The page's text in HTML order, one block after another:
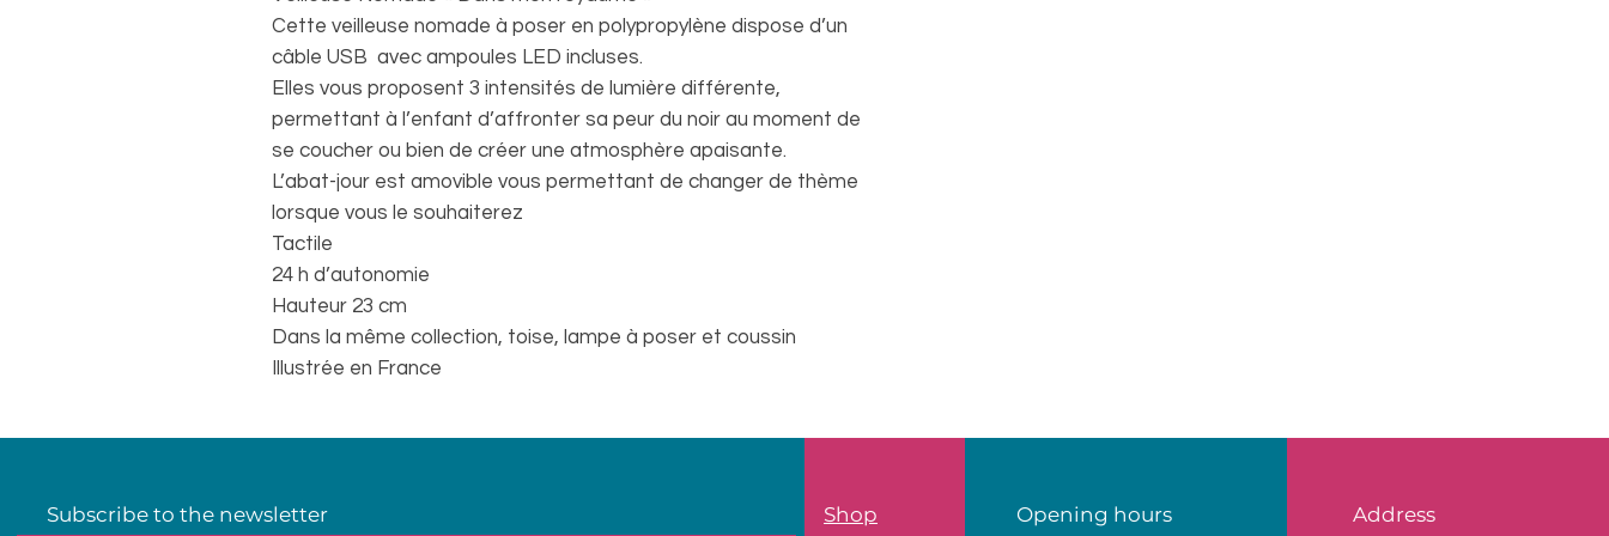
Cette veilleuse nomade à poser en polypropylène dispose d’un
câble USB avec ampoules LED incluses.
Elles vous proposent 3 intensités de lumière différente,
permettant à l’enfant d’affronter sa peur du noir au moment de
se coucher ou bien de créer une atmosphère apaisante.
L’abat-jour est amovible vous permettant de changer de thème
lorsque vous le souhaiterez
Tactile
24 h d’autonomie
Hauteur 23 cm
Dans la même collection, toise, lampe à poser et coussin
Illustrée en France
Subscribe to the newsletter Shop Opening hours Address